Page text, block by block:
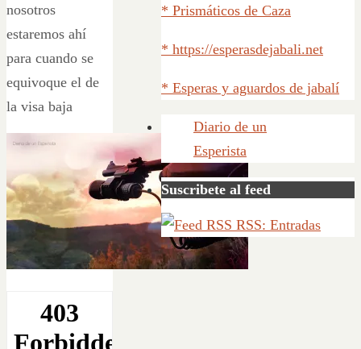
nosotros
estaremos ahí
para cuando se
equivoque el de
la visa baja
* Prismáticos de Caza
* https://esperasdejabali.net
* Esperas y aguardos de jabalí
Diario de un
Esperista
Suscribete al feed
RSS: Entradas